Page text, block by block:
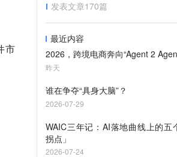
市
发表文章170篇
最近内容
2026，跨境电商奔向“Agent 2
昨天
谁在争夺“具身大脑”？
2026-07-29
WAIC三年记：AI落地曲线上的五
拐点」
2026-07-24